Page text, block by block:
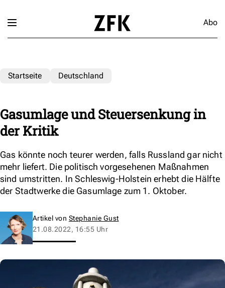
Abo
Startseite Deutschland
Gasumlage und Steuersenkung in
der Kritik
Gas könnte noch teurer werden, falls Russland gar nicht
mehr liefert. Die politisch vorgesehenen Maßnahmen
sind umstritten. In Schleswig-Holstein erhebt die Hälfte
der Stadtwerke die Gasumlage zum 1. Oktober.
Artikel von Stephanie Gust
21.08.2022, 16:55 Uhr